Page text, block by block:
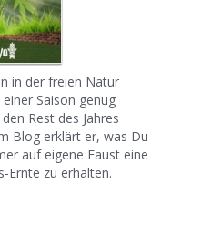
in der freien Natur
Saison genug
Rest des Jahres
Blog erklärt er, was Du
auf eigene Faust eine
Ernte zu erhalten.